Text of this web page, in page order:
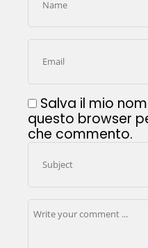
Salva il mio
questo browser
che commento.